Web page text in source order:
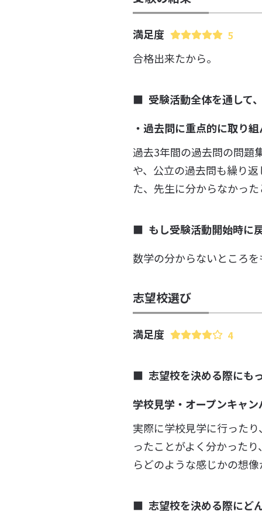
満足度 5
合格出来たから。
受験活動全体を通して
・過去問に重点的に取り
過去3年間の過去問の問題
や、公立の過去問も繰り
た、先生に分からなかっ
もし受験活動開始時に
数学の分からないところ
志望校選び
満足度 4
志望校を決める際にも
学校見学・オープンキャン
実際に学校見学に行った
ったことがよく分かった
らどのような感じかの想
志望校を決める際にど